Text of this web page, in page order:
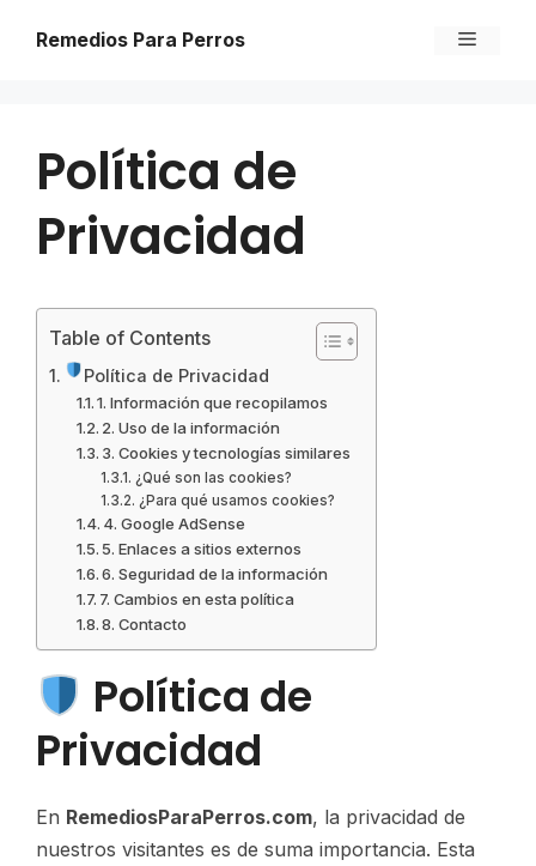
Remedios Para Perros Menu
Política de
Privacidad
Table of Contents
Política de Privacidad
1. Información que recopilamos
2. Uso de la información
3. Cookies y tecnologías similares
¿Qué son las cookies?
¿Para qué usamos cookies?
4. Google AdSense
5. Enlaces a sitios externos
6. Seguridad de la información
7. Cambios en esta política
8. Contacto
Política de
Privacidad
En RemediosParaPerros.com, la privacidad de
nuestros visitantes es de suma importancia. Esta